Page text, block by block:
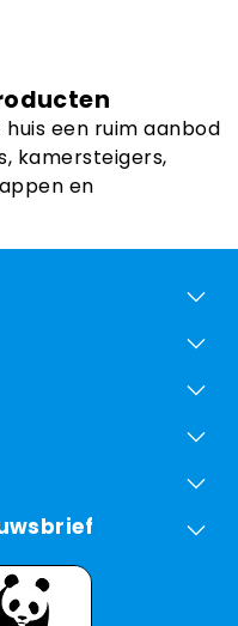
een ruim aanbod
kamersteigers,
en